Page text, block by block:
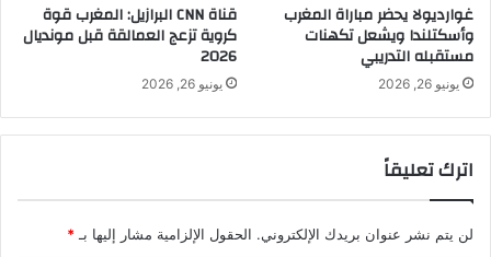
غوارديولا يحضر مباراة المغرب
وأسكتلندا ويشعل تكهنات
مستقبله التدريبي
يونيو 26, 2026
قناة CNN البرازيل: المغرب قوة
كروية تزعج العمالقة قبل مونديال
2026
يونيو 26, 2026
اترك تعليقاً
لن يتم نشر عنوان بريدك الإلكتروني. الحقول الإلزامية مشار إليها بـ*